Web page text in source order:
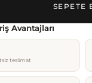
Avantajları
teslimat